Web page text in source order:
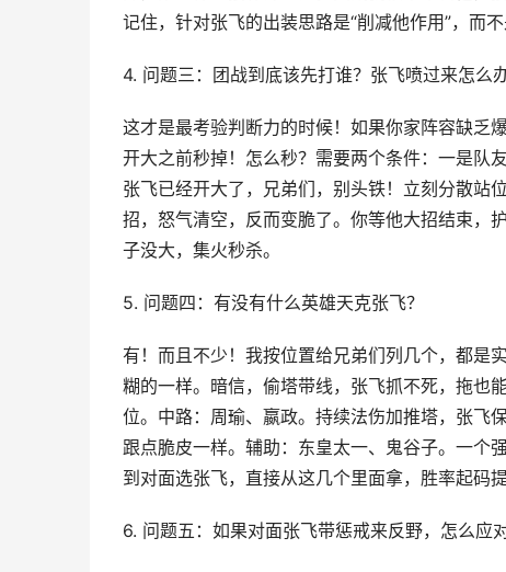
记住，针对张飞的出装思路是“削减他作用”，而不
4. 问题三：团战到底该先打谁？张飞喷过来怎么办
这才是最考验判断力的时候！如果你家阵容缺乏
开大之前秒掉！怎么秒？需要两个条件：一是队
张飞已经开大了，兄弟们，别头铁！立刻分散站
招，怒气清空，反而变脆了。你等他大招结束，
子没大，集火秒杀。
5. 问题四：有没有什么英雄天克张飞？
有！而且不少！我按位置给兄弟们列几个，都是
糊的一样。暗信，偷塔带线，张飞抓不死，拖也
位。中路：周瑜、嬴政。持续法伤加推塔，张飞
跟点脆皮一样。辅助：东皇太一、鬼谷子。一个
到对面选张飞，直接从这几个里面拿，胜率起码提
6. 问题五：如果对面张飞带惩戒来反野，怎么应对